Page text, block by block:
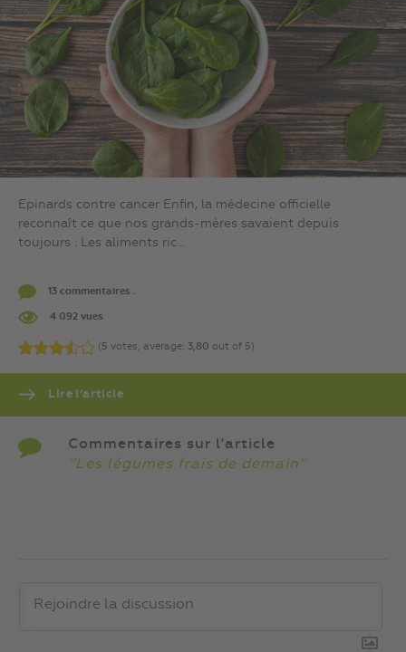
Epinards contre cancer Enfin, la médecine officielle
reconnaît ce que nos grands-mères savaient depuis
toujours : Les aliments ric...
13 commentaires .
4 092 vues
(5 votes, average: 3,80 out of 5)
Lire l’article
Commentaires sur l'article
''Les légumes frais de demain''